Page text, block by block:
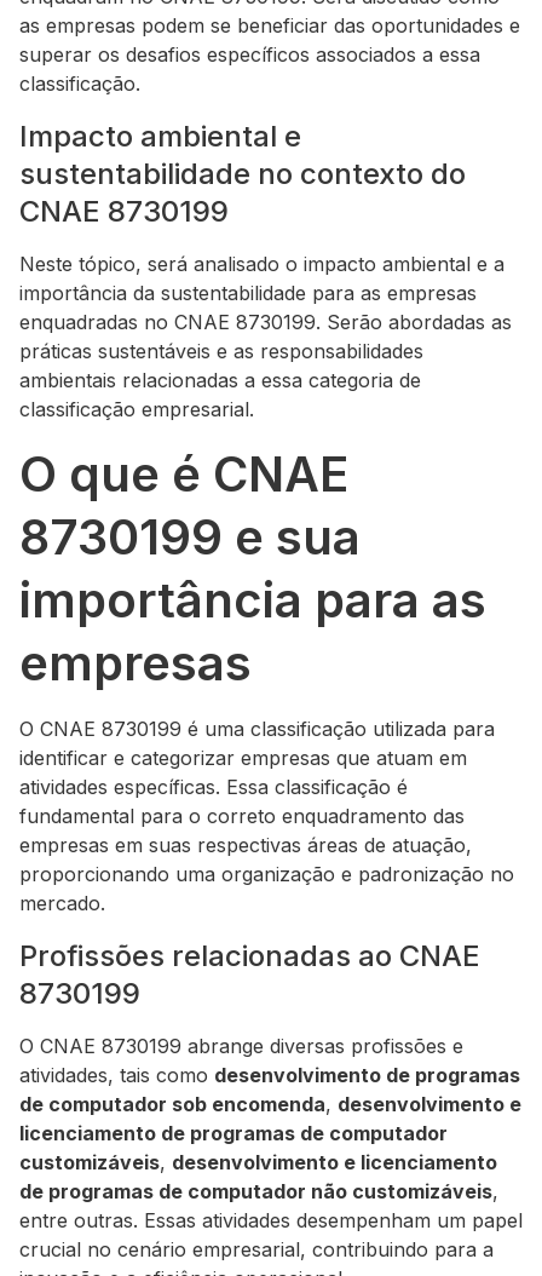
as empresas podem se beneficiar das oportunidades e
superar os desafios específicos associados a essa
classificação.
Impacto ambiental e
sustentabilidade no contexto do
CNAE 8730199
Neste tópico, será analisado o impacto ambiental e a
importância da sustentabilidade para as empresas
enquadradas no CNAE 8730199. Serão abordadas as
práticas sustentáveis e as responsabilidades
ambientais relacionadas a essa categoria de
classificação empresarial.
O que é CNAE
8730199 e sua
importância para as
empresas
O CNAE 8730199 é uma classificação utilizada para
identificar e categorizar empresas que atuam em
atividades específicas. Essa classificação é
fundamental para o correto enquadramento das
empresas em suas respectivas áreas de atuação,
proporcionando uma organização e padronização no
mercado.
Profissões relacionadas ao CNAE
8730199
O CNAE 8730199 abrange diversas profissões e
atividades, tais como desenvolvimento de programas
de computador sob encomenda, desenvolvimento e
licenciamento de programas de computador
customizáveis, desenvolvimento e licenciamento
de programas de computador não customizáveis,
entre outras. Essas atividades desempenham um papel
crucial no cenário empresarial, contribuindo para a